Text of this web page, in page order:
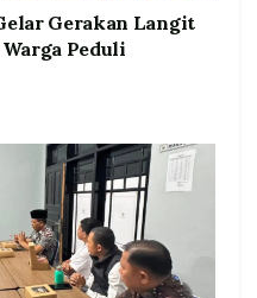
Gerakan Langit
Peduli